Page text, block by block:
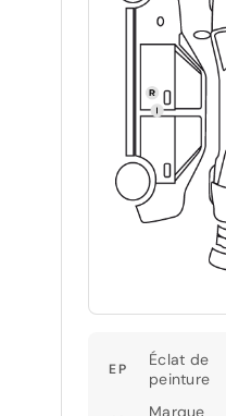
EP
Éclat de
peinture
Marque